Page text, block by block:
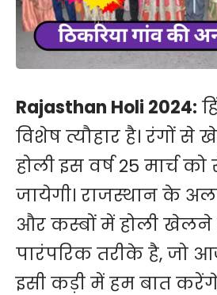
Rajasthan Holi 2024:
विशेष त्यौहार है। रंगों से
होली इस वर्ष 25 मार्च
जायेगी। राजस्थान के
और कस्बों में होली
पारंपरिक तरीके है, जो
इसी कड़ी में हम बात